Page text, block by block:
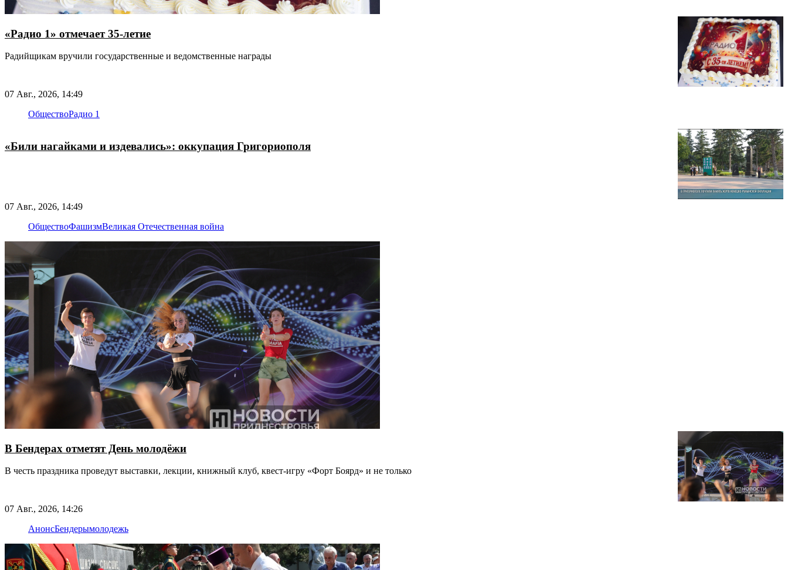
«Радио 1» отмечает 35-летие
Радийщикам вручили государственные и ведомственные награды
07 Авг., 2026, 14:49
ОбществоРадио 1
«Били нагайками и издевались»: оккупация Григориополя
07 Авг., 2026, 14:49
ОбществоФашизмВеликая Отечественная война
В Бендерах отметят День молодёжи
В честь праздника проведут выставки, лекции, книжный клуб, квест-игру «Форт Боярд» и не только
07 Авг., 2026, 14:26
АнонсБендерымолодежь